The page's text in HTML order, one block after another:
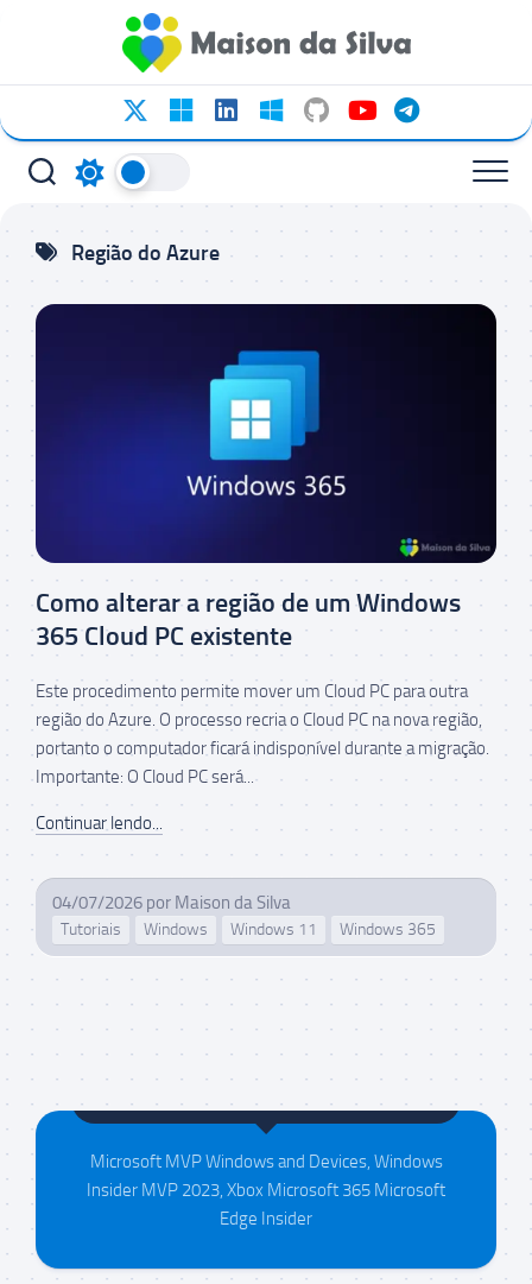
conteúdo
Região do Azure
Como alterar a região de um Windows
365 Cloud PC existente
Este procedimento permite mover um Cloud PC para outra
região do Azure. O processo recria o Cloud PC na nova região,
portanto o computador ficará indisponível durante a migração.
Importante: O Cloud PC será...
Continuar lendo...
04/07/2026 por Maison da Silva
Tutoriais Windows Windows 11 Windows 365
Maison da Silva
Microsoft MVP Windows and Devices, Windows
Insider MVP 2023, Xbox Microsoft 365 Microsoft
Edge Insider